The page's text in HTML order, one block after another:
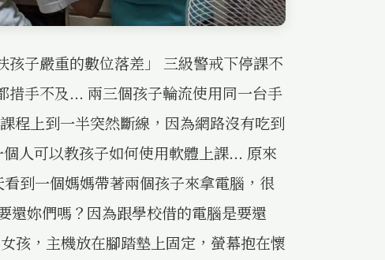
孩子嚴重的數位落差」 三級警戒下停課不
措手不及... 兩三個孩子輪流使用同一台手
程上到一半突然斷線，因為網路沒有吃到
人可以教孩子如何使用軟體上課... 原來
到一個媽媽帶著兩個孩子來拿電腦，很
還妳們嗎？因為跟學校借的電腦是要還
孩，主機放在腳踏墊上固定，螢幕抱在懷